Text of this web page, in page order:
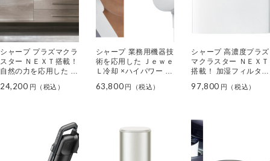
シャープ プラズマクラ
スター ＮＥＸＴ搭載！
自然の力を応用した 大
ー サーキュレーター
24,200
シャープ 業務用機器技
術を応用した Ｊｅｗｅ
Ｌ冷却 ×ハイパワー 家
Ｐ６００
63,800
シャープ 高濃度プラズ
マクラスター ＮＥＸＴ
搭載！ 加湿フィルター
気清浄機 ＫＩ－ＴＸ７
97,800